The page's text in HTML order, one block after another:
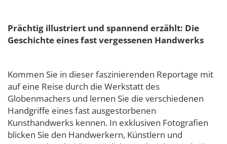
Prächtig illustriert und spannend erzählt: Die
Geschichte eines fast vergessenen Handwerks
Kommen Sie in dieser faszinierenden Reportage mit
auf eine Reise durch die Werkstatt des
Globenmachers und lernen Sie die verschiedenen
Handgriffe eines fast ausgestorbenen
Kunsthandwerks kennen. In exklusiven Fotografien
blicken Sie den Handwerkern, Künstlern und